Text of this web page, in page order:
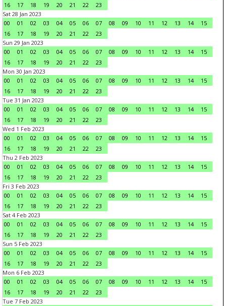
16
17 18 19 20 21 22
23
Sat 28 Jan 2023
00
01 02 03 04 05 06 07 08 09 10 11 12 13 14
15
16
17 18 19 20 21 22
23
Sun 29 Jan 2023
00
01 02 03 04 05 06 07 08 09 10 11 12 13 14
15
16
17 18 19 20 21 22
23
Mon 30 Jan 2023
00
01 02 03 04 05 06 07 08 09 10 11 12 13 14
15
16
17 18 19 20 21 22
23
Tue 31 Jan 2023
00
01 02 03 04 05 06 07 08 09 10 11 12 13 14
15
16
17 18 19 20 21 22
23
Wed 1 Feb 2023
00
01 02 03 04 05 06 07 08 09 10 11 12 13 14
15
16
17 18 19 20 21 22
23
Thu 2 Feb 2023
00
01 02 03 04 05 06 07 08 09 10 11 12 13 14
15
16
17 18 19 20 21 22
23
Fri 3 Feb 2023
00
01 02 03 04 05 06 07 08 09 10 11 12 13 14
15
16
17 18 19 20 21 22
23
Sat 4 Feb 2023
00
01 02 03 04 05 06 07 08 09 10 11 12 13 14
15
16
17 18 19 20 21 22
23
Sun 5 Feb 2023
00
01 02 03 04 05 06 07 08 09 10 11 12 13 14
15
16
17 18 19 20 21 22
23
Mon 6 Feb 2023
00
01 02 03 04 05 06 07 08 09 10 11 12 13 14
15
16
17 18 19 20 21 22
23
Tue 7 Feb 2023